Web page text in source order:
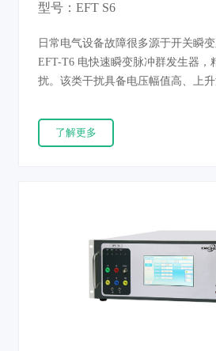
型号：EFT S6
日常电气设备故障很多源于开关瞬
EFT-T6 电快速瞬变脉冲群发生器，
扰。该类干扰具备电压幅值高、上
积充电，达到阈值后易造成设备误动
仪器依据 IEC61000-4-4、EN
了解更多